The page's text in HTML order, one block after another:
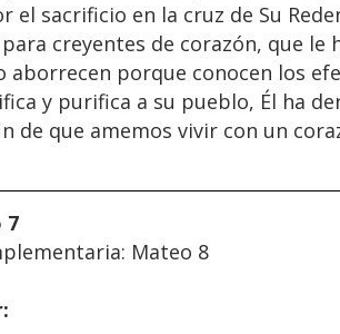
el sacrificio en la cruz de Su
creyentes de corazón, que le
aborrecen porque conocen los
y purifica a su pueblo, Él ha
de que amemos vivir con un
7
Mateo 8